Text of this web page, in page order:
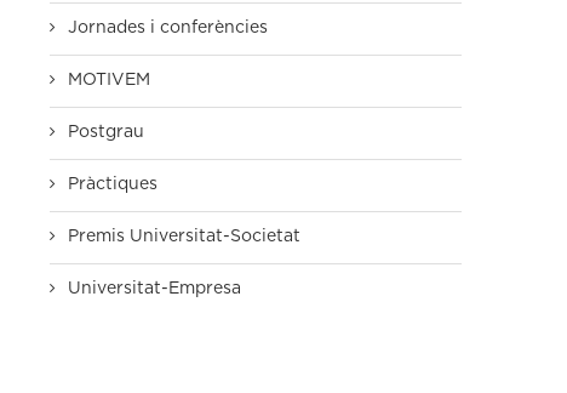
Jornades i conferències
MOTIVEM
Postgrau
Pràctiques
Premis Universitat-Societat
Universitat-Empresa